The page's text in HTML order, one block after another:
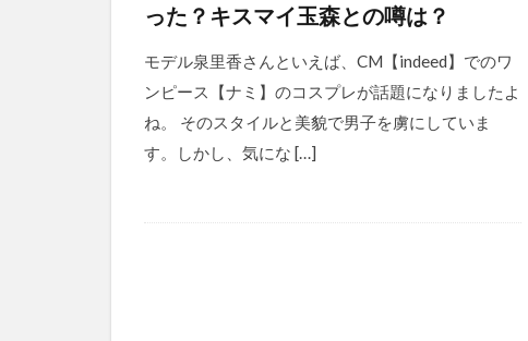
った？キスマイ玉森との噂は？
モデル泉里香さんといえば、CM【indeed】でのワ
ンピース【ナミ】のコスプレが話題になりましたよ
ね。 そのスタイルと美貌で男子を虜にしていま
す。しかし、気にな […]